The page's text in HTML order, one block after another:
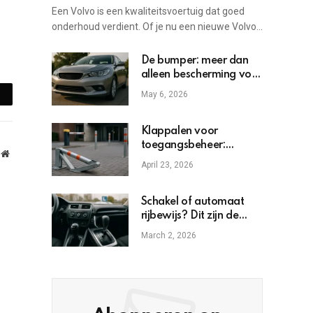
Website
Een Volvo is een kwaliteitsvoertuig dat goed
onderhoud verdient. Of je nu een nieuwe Volvo…
De bumper: meer dan
alleen bescherming voor
je voertuig
May 6, 2026
Klappalen voor
toegangsbeheer:
toepassing, techniek en
inkoop
April 23, 2026
Schakel of automaat
rijbewijs? Dit zijn de
verschillen
March 2, 2026